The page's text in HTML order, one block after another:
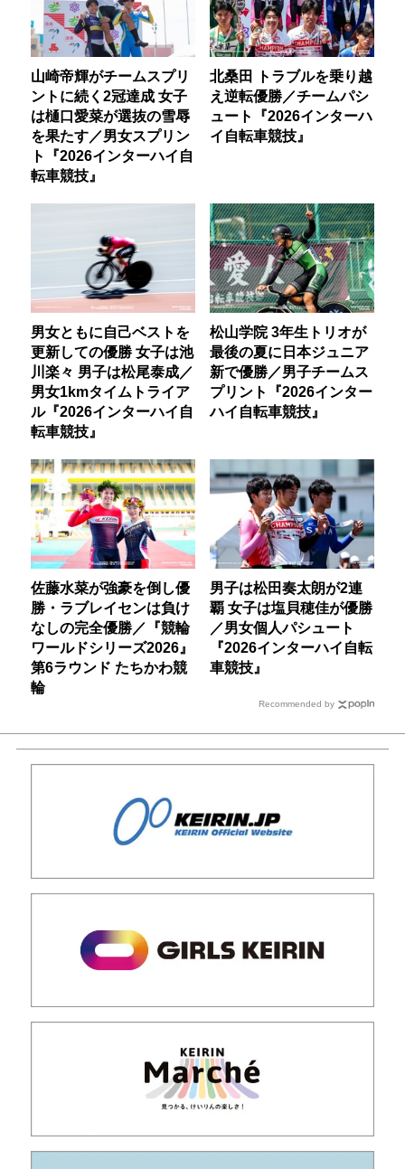
山崎帝輝がチームスプリ
ントに続く2冠達成 女子
は樋口愛菜が選抜の雪辱
を果たす／男女スプリン
ト『2026インターハイ自
転車競技』
北桑田 トラブルを乗り越
え逆転優勝／チームパシ
ュート『2026インターハ
イ自転車競技』
男女ともに自己ベストを
更新しての優勝 女子は池
川楽々 男子は松尾泰成／
男女1kmタイムトライア
ル『2026インターハイ自
転車競技』
松山学院 3年生トリオが
最後の夏に日本ジュニア
新で優勝／男子チームス
プリント『2026インター
ハイ自転車競技』
佐藤水菜が強豪を倒し優
勝・ラブレイセンは負け
なしの完全優勝／『競輪
ワールドシリーズ2026』
第6ラウンド たちかわ競
輪
男子は松田奏太朗が2連
覇 女子は塩貝穂佳が優勝
／男女個人パシュート
『2026インターハイ自転
車競技』
Recommended by